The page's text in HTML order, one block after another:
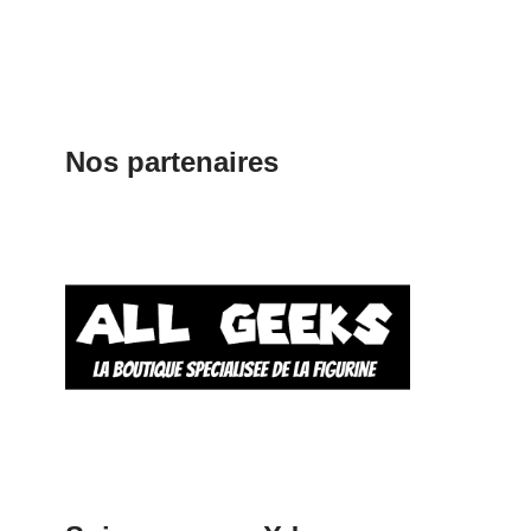
Nos partenaires